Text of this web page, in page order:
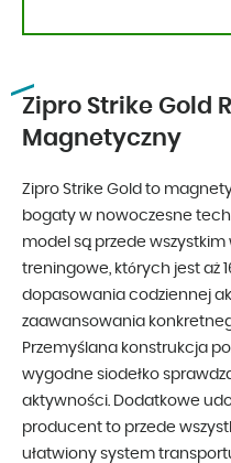
Zipro Strike Gold
Magnetyczny
Zipro Strike Gold to
bogaty w nowoczesne
model są przede
treningowe, których jest aż
dopasowania codziennej
zaawansowania
Przemyślana konstrukcja
wygodne siodełko
aktywności. Dodatkowe
producent to przede
ułatwiony system